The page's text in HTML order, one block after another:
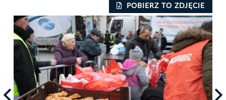
POBIERZ TO ZDJĘCIE